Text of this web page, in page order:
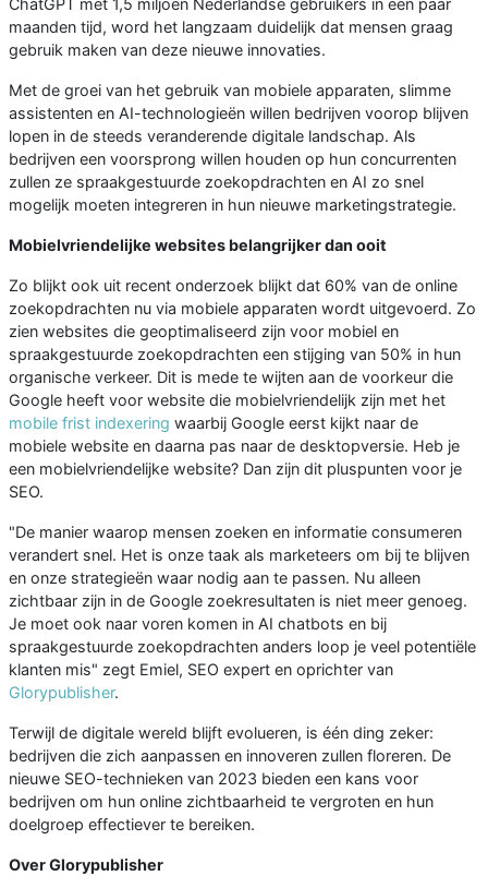
ChatGPT met 1,5 miljoen Nederlandse gebruikers in een paar
maanden tijd, word het langzaam duidelijk dat mensen graag
gebruik maken van deze nieuwe innovaties.
Met de groei van het gebruik van mobiele apparaten, slimme
assistenten en AI-technologieën willen bedrijven voorop blijven
lopen in de steeds veranderende digitale landschap. Als
bedrijven een voorsprong willen houden op hun concurrenten
zullen ze spraakgestuurde zoekopdrachten en AI zo snel
mogelijk moeten integreren in hun nieuwe marketingstrategie.
Mobielvriendelijke websites belangrijker dan ooit
Zo blijkt ook uit recent onderzoek blijkt dat 60% van de online
zoekopdrachten nu via mobiele apparaten wordt uitgevoerd. Zo
zien websites die geoptimaliseerd zijn voor mobiel en
spraakgestuurde zoekopdrachten een stijging van 50% in hun
organische verkeer. Dit is mede te wijten aan de voorkeur die
Google heeft voor website die mobielvriendelijk zijn met het
mobile frist indexering waarbij Google eerst kijkt naar de
mobiele website en daarna pas naar de desktopversie. Heb je
een mobielvriendelijke website? Dan zijn dit pluspunten voor je
SEO.
"De manier waarop mensen zoeken en informatie consumeren
verandert snel. Het is onze taak als marketeers om bij te blijven
en onze strategieën waar nodig aan te passen. Nu alleen
zichtbaar zijn in de Google zoekresultaten is niet meer genoeg.
Je moet ook naar voren komen in AI chatbots en bij
spraakgestuurde zoekopdrachten anders loop je veel potentiële
klanten mis" zegt Emiel, SEO expert en oprichter van
Glorypublisher.
Terwijl de digitale wereld blijft evolueren, is één ding zeker:
bedrijven die zich aanpassen en innoveren zullen floreren. De
nieuwe SEO-technieken van 2023 bieden een kans voor
bedrijven om hun online zichtbaarheid te vergroten en hun
doelgroep effectiever te bereiken.
Over Glorypublisher